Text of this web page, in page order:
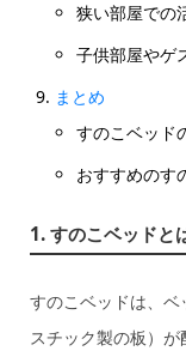
狭い部屋での
子供部屋やゲ
まとめ
すのこベッド
おすすめのす
1. すのこベッドと
すのこベッドは、
スチック製の板）